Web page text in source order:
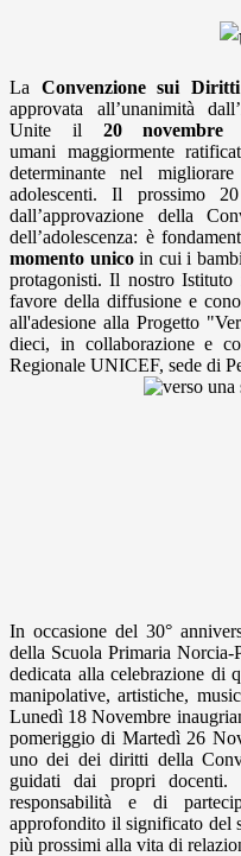
La Convenzione sui Diritti
approvata all’unanimità
Unite il 20 novembre
umani maggiormente
determinante nel
adolescenti. Il prossimo
dall’approvazione della
dell’adolescenza: è
momento unicoin cui i
protagonisti. Il nostro Istituto
favore della diffusione e
all'adesione alla Progetto
dieci, in collaborazione e
Regionale UNICEF, sede di
In occasione del 30°
della Scuola Primaria Norcia-
dedicata alla celebrazione di
manipolative, artistiche,
Lunedì 18 Novembre
pomeriggio di Martedì 26
uno dei dei diritti della
guidati dai propri
responsabilità e di
approfondito il significato del
più prossimi alla vita di